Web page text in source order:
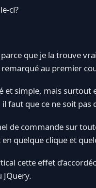
ci?
que je la trouve
remarqué au premier
et simple, mais surtout
il faut que ce ne soit
de commande sur
quelque clique et
cette effet